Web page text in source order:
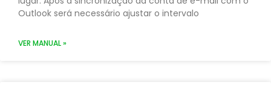
Outlook será necessário ajustar o intervalo
VER MANUAL »